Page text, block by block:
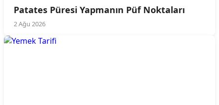
Patates Püresi Yapmanın Püf Noktaları
2 Ağu 2026